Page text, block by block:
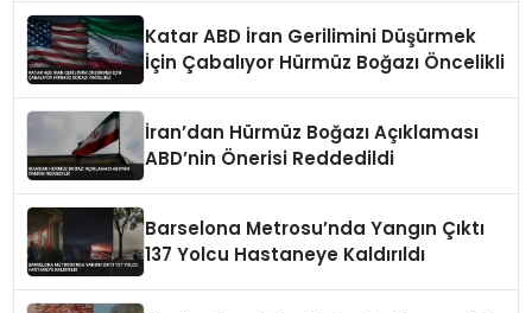
Katar ABD İran Gerilimini Düşürmek
İçin Çabalıyor Hürmüz Boğazı Öncelikli
İran’dan Hürmüz Boğazı Açıklaması
ABD’nin Önerisi Reddedildi
Barselona Metrosu’nda Yangın Çıktı
137 Yolcu Hastaneye Kaldırıldı